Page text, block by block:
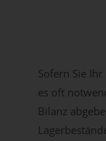
Sofern Sie
es oft
Bilanz